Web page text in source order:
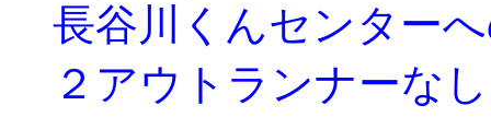
長谷川くんセンター
２アウトランナーな